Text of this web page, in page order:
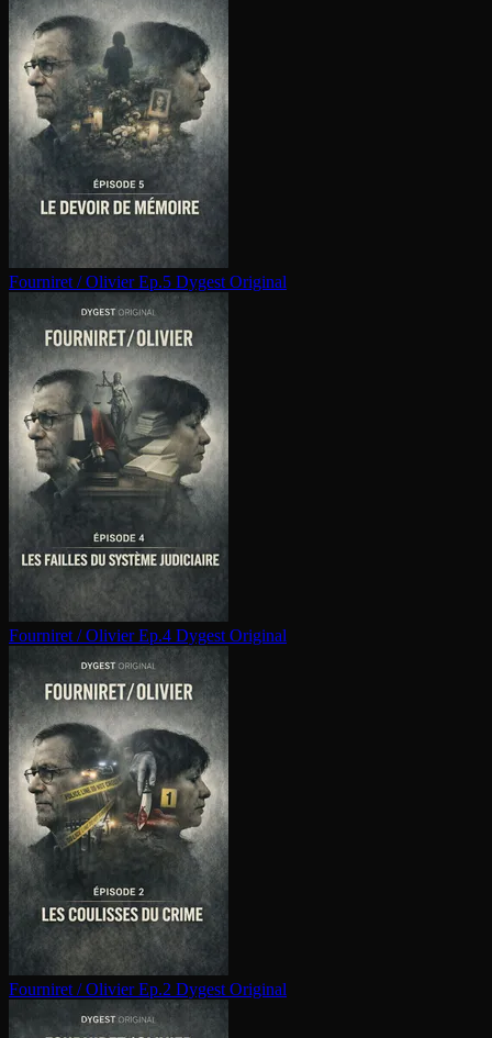
Fourniret / Olivier Ep.5 Dygest Original
Fourniret / Olivier Ep.4 Dygest Original
Fourniret / Olivier Ep.2 Dygest Original